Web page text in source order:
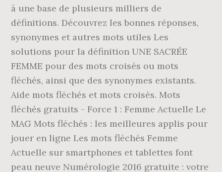
à une base de plusieurs milliers de
définitions. Découvrez les bonnes réponses,
synonymes et autres mots utiles Les
solutions pour la définition UNE SACRÉE
FEMME pour des mots croisés ou mots
fléchés, ainsi que des synonymes existants.
Aide mots fléchés et mots croisés. Mots
fléchés gratuits - Force 1 : Femme Actuelle Le
MAG Mots fléchés : les meilleures applis pour
jouer en ligne Les mots fléchés Femme
Actuelle sur smartphones et tablettes font
peau neuve Numérologie 2016 gratuite : votre